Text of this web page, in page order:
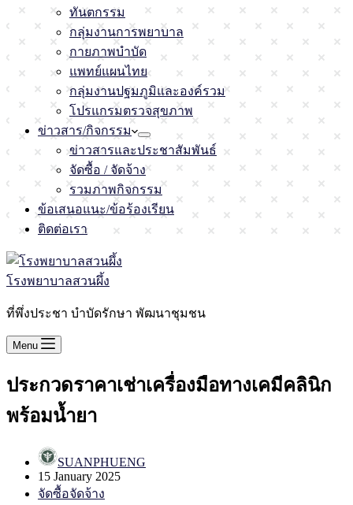
ทันตกรรม
กลุ่มงานการพยาบาล
กายภาพบำบัด
แพทย์แผนไทย
กลุ่มงานปฐมภูมิและองค์รวม
โปรแกรมตรวจสุขภาพ
ข่าวสาร/กิจกรรม
ข่าวสารและประชาสัมพันธ์
จัดซื้อ / จัดจ้าง
รวมภาพกิจกรรม
ข้อเสนอแนะ/ข้อร้องเรียน
ติดต่อเรา
โรงพยาบาลสวนผึ้ง
ที่พึ่งประชา บำบัดรักษา พัฒนาชุมชน
Menu
ประกวดราคาเช่าเครื่องมือทางเคมีคลินิก
พร้อมน้ำยา
SUANPHUENG
15 January 2025
จัดซื้อจัดจ้าง